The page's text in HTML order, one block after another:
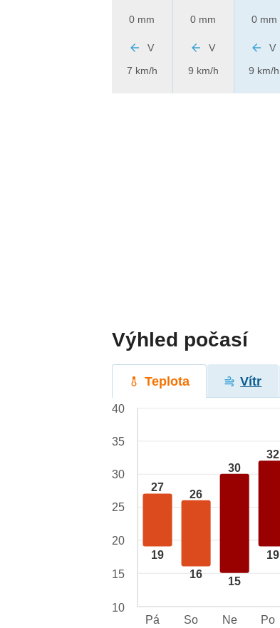
0 mm
V
7 km/h
0 mm
V
9 km/h
0 mm
V
9 km/h
Výhled počasí
Teplota Vítr
27
19
26
16
30
15
32
19
40
35
30
25
20
15
10
Pá
So Ne Po